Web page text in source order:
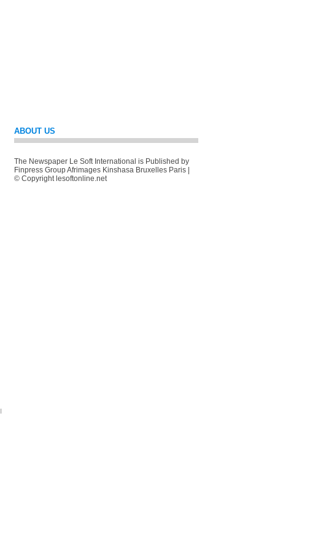
ABOUT US
The Newspaper Le Soft International is Published by
Finpress Group Afrimages Kinshasa Bruxelles Paris |
© Copyright lesoftonline.net